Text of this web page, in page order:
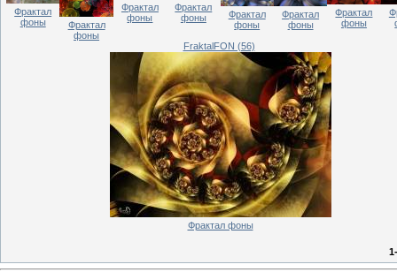
Фрактал
фоны
Фрактал
фоны
Фрактал
фоны
Фрактал
фоны
Фрактал
фоны
Фрактал
фоны
Фрактал
фоны
FraktalFON (56)
Фрактал фоны